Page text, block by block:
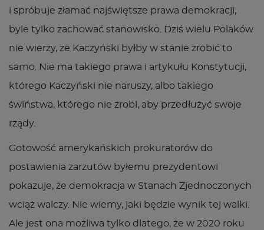
i spróbuje złamać najświętsze prawa demokracji,
byle tylko zachować stanowisko. Dziś wielu Polaków
nie wierzy, że Kaczyński byłby w stanie zrobić to
samo. Nie ma takiego prawa i artykułu Konstytucji,
którego Kaczyński nie naruszy, albo takiego
świństwa, którego nie zrobi, aby przedłużyć swoje
rządy.
Gotowość amerykańskich prokuratorów do
postawienia zarzutów byłemu prezydentowi
pokazuje, że demokracja w Stanach Zjednoczonych
wciąż walczy. Nie wiemy, jaki będzie wynik tej walki.
Ale jest ona możliwa tylko dlatego, że w 2020 roku